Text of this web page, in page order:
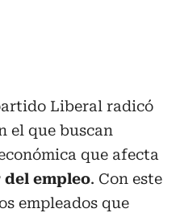
Liberal radicó
el que buscan
que afecta
del empleo. Con este
empleados que